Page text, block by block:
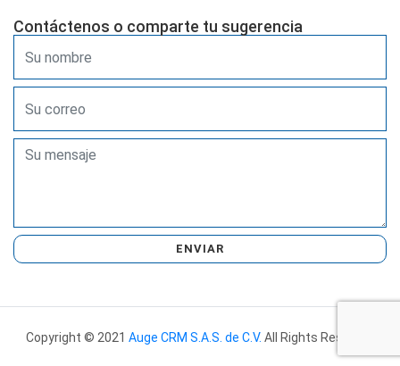
Contáctenos o comparte tu sugerencia
ENVIAR
Copyright © 2021 Auge CRM S.A.S. de C.V. All Rights Reserved